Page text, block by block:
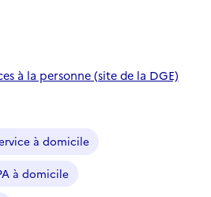
à la personne (site de la DGE)
à domicile
à domicile